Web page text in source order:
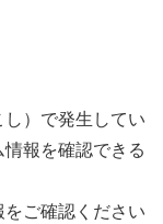
）で発生してい
報を確認できる
ご確認ください